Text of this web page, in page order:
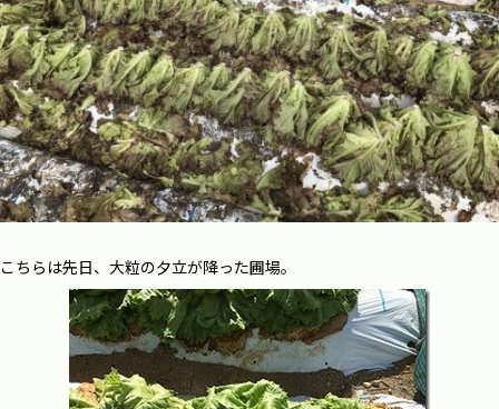
こちらは先日、大粒の夕立が降った圃場。